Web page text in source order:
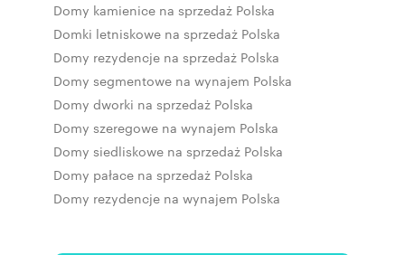
Domy kamienice na sprzedaż Polska
Domki letniskowe na sprzedaż Polska
Domy rezydencje na sprzedaż Polska
Domy segmentowe na wynajem Polska
Domy dworki na sprzedaż Polska
Domy szeregowe na wynajem Polska
Domy siedliskowe na sprzedaż Polska
Domy pałace na sprzedaż Polska
Domy rezydencje na wynajem Polska